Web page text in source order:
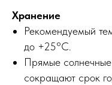
Хранение
Рекомендуемый
до +25°C.
Прямые
сокращают срок